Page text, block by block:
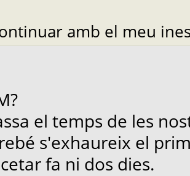
amb el meu
el temps de les
s'exhaureix el
fa ni dos dies.